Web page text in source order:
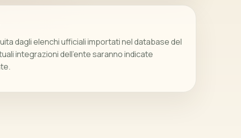
dagli elenchi ufficiali importati nel database del
integrazioni dell’ente saranno indicate